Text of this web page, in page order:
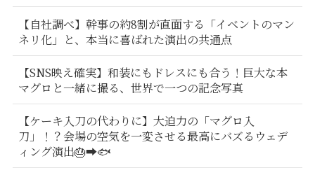
【自社調べ】幹事の約8割が直面する「イベントのマン
ネリ化」と、本当に喜ばれた演出の共通点
【SNS映え確実】和装にもドレスにも合う！巨大な本
マグロと一緒に撮る、世界で一つの記念写真
【ケーキ入刀の代わりに】大迫力の「マグロ入
刀」！？会場の空気を一変させる最高にバズるウェデ
ィング演出🎂➡️🐟